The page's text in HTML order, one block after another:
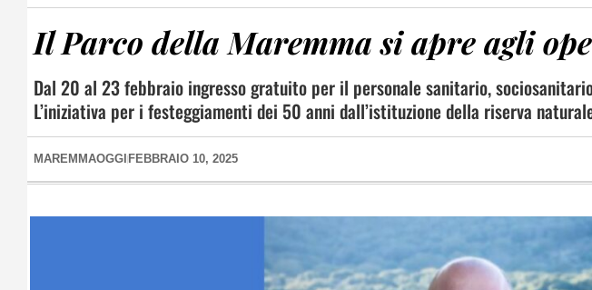
Il Parco della Maremma si apre agli
Dal 20 al 23 febbraio ingresso gratuito per il personale sanitario,
L’iniziativa per i festeggiamenti dei 50 anni dall’istituzione della riserva
MAREMMAOGGI FEBBRAIO 10, 2025